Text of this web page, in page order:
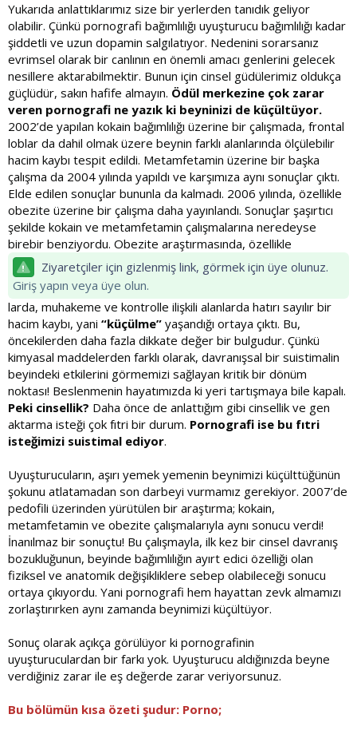
Yukarıda anlattıklarımız size bir yerlerden tanıdık geliyor
olabilir. Çünkü pornografi bağımlılığı uyuşturucu bağımlılığı kadar
şiddetli ve uzun dopamin salgılatıyor. Nedenini sorarsanız
evrimsel olarak bir canlının en önemli amacı genlerini gelecek
nesillere aktarabilmektir. Bunun için cinsel güdülerimiz oldukça
güçlüdür, sakın hafife almayın. Ödül merkezine çok zarar
veren pornografi ne yazık ki beyninizi de küçültüyor.
2002’de yapılan kokain bağımlılığı üzerine bir çalışmada, frontal
loblar da dahil olmak üzere beynin farklı alanlarında ölçülebilir
hacim kaybı tespit edildi. Metamfetamin üzerine bir başka
çalışma da 2004 yılında yapıldı ve karşımıza aynı sonuçlar çıktı.
Elde edilen sonuçlar bununla da kalmadı. 2006 yılında, özellikle
obezite üzerine bir çalışma daha yayınlandı. Sonuçlar şaşırtıcı
şekilde kokain ve metamfetamin çalışmalarına neredeyse
birebir benziyordu. Obezite araştırmasında, özellikle
Ziyaretçiler için gizlenmiş link, görmek için üye olunuz.
Giriş yapın veya üye olun.
larda, muhakeme ve kontrolle ilişkili alanlarda hatırı sayılır bir
hacim kaybı, yani “küçülme” yaşandığı ortaya çıktı. Bu,
öncekilerden daha fazla dikkate değer bir bulgudur. Çünkü
kimyasal maddelerden farklı olarak, davranışsal bir suistimalin
beyindeki etkilerini görmemizi sağlayan kritik bir dönüm
noktası! Beslenmenin hayatımızda ki yeri tartışmaya bile kapalı.
Peki cinsellik? Daha önce de anlattığım gibi cinsellik ve gen
aktarma isteği çok fıtri bir durum. Pornografi ise bu fıtri
isteğimizi suistimal ediyor.
Uyuşturucuların, aşırı yemek yemenin beynimizi küçülttüğünün
şokunu atlatamadan son darbeyi vurmamız gerekiyor. 2007’de
pedofili üzerinden yürütülen bir araştırma; kokain,
metamfetamin ve obezite çalışmalarıyla aynı sonucu verdi!
İnanılmaz bir sonuçtu! Bu çalışmayla, ilk kez bir cinsel davranış
bozukluğunun, beyinde bağımlılığın ayırt edici özelliği olan
fiziksel ve anatomik değişikliklere sebep olabileceği sonucu
ortaya çıkıyordu. Yani pornografi hem hayattan zevk almamızı
zorlaştırırken aynı zamanda beynimizi küçültüyor.
Sonuç olarak açıkça görülüyor ki pornografinin
uyuşturuculardan bir farkı yok. Uyuşturucu aldığınızda beyne
verdiğiniz zarar ile eş değerde zarar veriyorsunuz.
Bu bölümün kısa özeti şudur: Porno;